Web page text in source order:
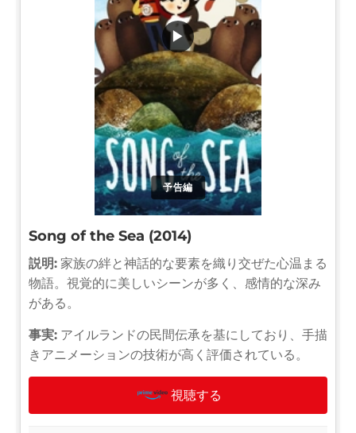
予告編
▶
Song of the Sea (2014)
説明: 家族の絆と神話的な要素を織り交ぜた心温まる
物語。視覚的に美しいシーンが多く、感情的な深み
がある。
事実: アイルランドの民間伝承を基にしており、手描
きアニメーションの技術が高く評価されている。
視聴する